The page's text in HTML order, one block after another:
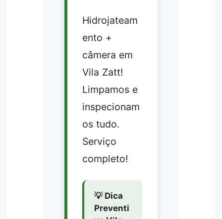
Hidrojateam
ento +
câmera em
Vila Zatt!
Limpamos e
inspecionam
os tudo.
Serviço
completo!
💡 Dica
Preventi